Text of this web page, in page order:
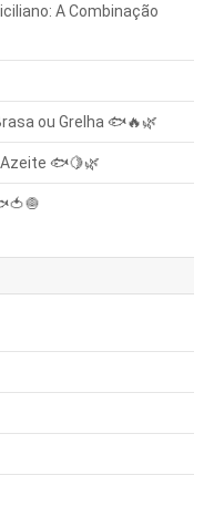
A Combinação
ou Grelha 🐟🔥🌿
🐟🍋🌿